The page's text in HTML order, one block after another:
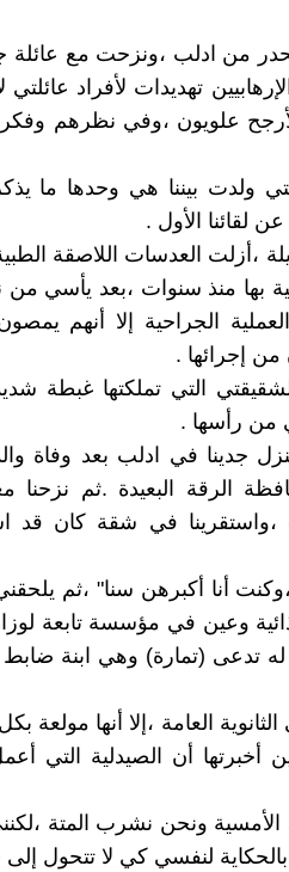
من ادلب ،ونزحت مع
تهديدات لأفراد
علويون ،وفي نظرهم
ولدت بيننا هي وحدها ما
لقائنا الأول .
،أزلت العدسات اللاصقة
بها منذ سنوات ،بعد يأسي من
الجراحية إلا أنهم
من إجرائها .
التي تملكتها غبطة
من رأسها .
جدينا في ادلب بعد وفاة
الرقة البعيدة .ثم نزحنا
،واستقرينا في شقة كان قد
،وكنت أنا أكبرهن سنا" ،ثم
وعين في مؤسسة تابعة
تدعى (تمارة) وهي ابنة
العامة ،إلا أنها مولعة
أن الصيدلية التي
ونحن نشرب المتة
لنفسي كي لا تتحول